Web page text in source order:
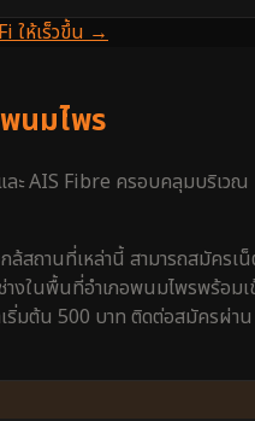
ให้เร็วขึ้น →
นมไพร
AIS Fibre ครอบคลุมบริเวณ
สถานที่เหล่านี้ สามารถสมัครเ
างในพื้นที่อำเภอพนมไพรพร้อมเ
ริ่มต้น 500 บาท ติดต่อสมัครผ่าน